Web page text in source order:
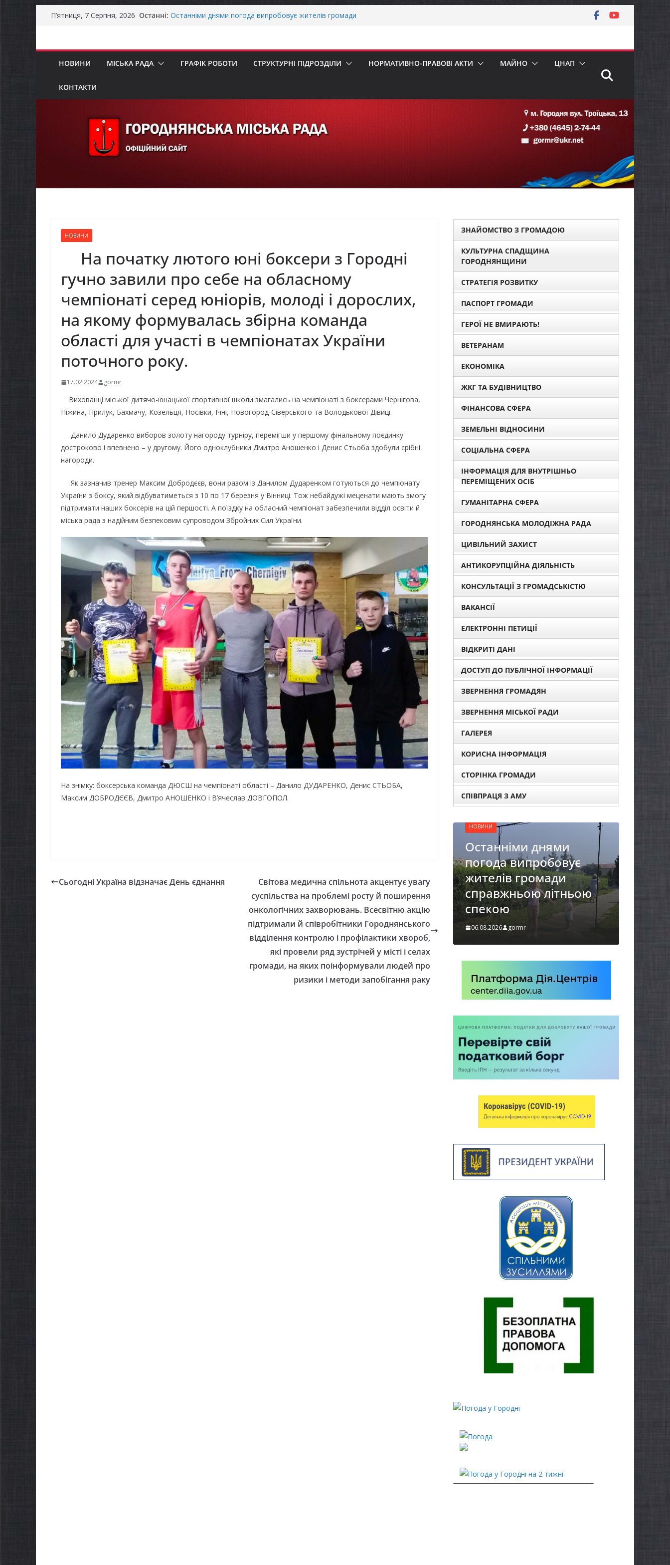
Перейти
П’ятниця, 7 Серпня, 2026 Останні: Останніми днями погода випробовує жителів громади
До уваги представників бізнесу!
НОВИНИ МІСЬКА РАДА ГРАФІК РОБОТИ СТРУКТУРНІ ПІДРОЗДІЛИ НОРМАТИВНО-ПРАВОВІ АКТИ МАЙНО ЦНАП
КОНТАКТИ
НОВИНИ
На початку лютого юні боксери з Городні
гучно завили про себе на обласному
чемпіонаті серед юніорів, молоді і дорослих,
на якому формувалась збірна команда
області для участі в чемпіонатах України
поточного року.
17.02.2024 gormr
Вихованці міської дитячо-юнацької спортивної школи змагались на чемпіонаті з боксерами Чернігова,
Ніжина, Прилук, Бахмачу, Козельця, Носівки, Ічні, Новогород-Сіверського та Володькової Дівиці.
Данило Дударенко виборов золоту нагороду турніру, перемігши у першому фінальному поєдинку
достроково і впевнено – у другому. Його одноклубники Дмитро Аношенко і Денис Стьоба здобули срібні
нагороди.
Як зазначив тренер Максим Добродєєв, вони разом із Данилом Дударенком готуються до чемпіонату
України з боксу, який відбуватиметься з 10 по 17 березня у Вінниці. Тож небайдужі меценати мають змогу
підтримати наших боксерів на цій першості. А поїздку на обласний чемпіонат забезпечили відділ освіти й
міська рада з надійним безпековим супроводом Збройних Сил України.
На знімку: боксерська команда ДЮСШ на чемпіонаті області – Данило ДУДАРЕНКО, Денис СТЬОБА,
Максим ДОБРОДЄЄВ, Дмитро АНОШЕНКО і В’ячеслав ДОВГОПОЛ.
Сьогодні Україна відзначає День єднання
Світова медична спільнота акцентує увагу
суспільства на проблемі росту й поширення
онкологічних захворювань. Всесвітню акцію
підтримали й співробітники Городнянського
відділення контролю і профілактики хвороб,
які провели ряд зустрічей у місті і селах
громади, на яких поінформували людей про
ризики і методи запобігання раку
ЗНАЙОМСТВО З ГРОМАДОЮ
КУЛЬТУРНА СПАДЩИНА
ГОРОДНЯНЩИНИ
СТРАТЕГІЯ РОЗВИТКУ
ПАСПОРТ ГРОМАДИ
ГЕРОЇ НЕ ВМИРАЮТЬ!
ВЕТЕРАНАМ
ЕКОНОМІКА
ЖКГ ТА БУДІВНИЦТВО
ФІНАНСОВА СФЕРА
ЗЕМЕЛЬНІ ВІДНОСИНИ
СОЦІАЛЬНА СФЕРА
ІНФОРМАЦІЯ ДЛЯ ВНУТРІШНЬО
ПЕРЕМІЩЕНИХ ОСІБ
ГУМАНІТАРНА СФЕРА
ГОРОДНЯНСЬКА МОЛОДІЖНА РАДА
ЦИВІЛЬНИЙ ЗАХИСТ
АНТИКОРУПЦІЙНА ДІЯЛЬНІСТЬ
КОНСУЛЬТАЦІЇ З ГРОМАДСЬКІСТЮ
ВАКАНСІЇ
ЕЛЕКТРОННІ ПЕТИЦІЇ
ВІДКРИТІ ДАНІ
ДОСТУП ДО ПУБЛІЧНОЇ ІНФОРМАЦІЇ
ЗВЕРНЕННЯ ГРОМАДЯН
ЗВЕРНЕННЯ МІСЬКОЇ РАДИ
ГАЛЕРЕЯ
КОРИСНА ІНФОРМАЦІЯ
СТОРІНКА ГРОМАДИ
СПІВПРАЦЯ З АМУ
Батьки майбутніх
першокласників уже
можуть оформити
«Пакунок школяра»
погода випробовує
жителів громади
справжньою літньою
спекою
06.08.2026 gormr
Оголошення про
прийом документів для
присудження Премії
Кабінету Міністрів
України за вагомий
внесок у забезпечення
енергетичної стійкості
України
06.08.2026 gormr